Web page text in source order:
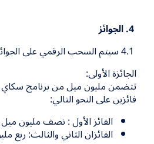
4. الجوائز
سيتم السحب الرقمي على
الجائزة الأولى:
تتضمن مليون ميل من برنامج سكاي
فائزين على النحو التالي:
الفائز الأول:نصف مليون ميل
الفائزان الثاني والثالث:ربع